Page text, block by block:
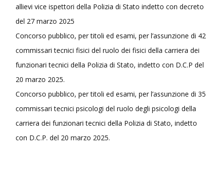
allievi vice ispettori della Polizia di Stato indetto con decreto
del 27 marzo 2025
Concorso pubblico, per titoli ed esami, per l’assunzione di 42
commissari tecnici fisici del ruolo dei fisici della carriera dei
funzionari tecnici della Polizia di Stato, indetto con D.C.P del
20 marzo 2025.
Concorso pubblico, per titoli ed esami, per l’assunzione di 35
commissari tecnici psicologi del ruolo degli psicologi della
carriera dei funzionari tecnici della Polizia di Stato, indetto
con D.C.P. del 20 marzo 2025.